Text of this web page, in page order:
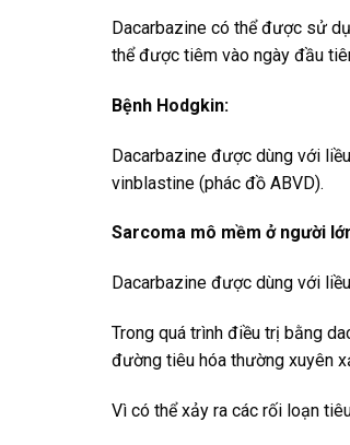
Dacarbazine có thể được sử
thể được tiêm vào ngày đầu
Bệnh Hodgkin:
Dacarbazine được dùng với
vinblastine (phác đồ ABVD).
Sarcoma mô mềm ở người
Dacarbazine được dùng với
Trong quá trình điều trị bằng
đường tiêu hóa thường xuyên
Vì có thể xảy ra các rối loạn